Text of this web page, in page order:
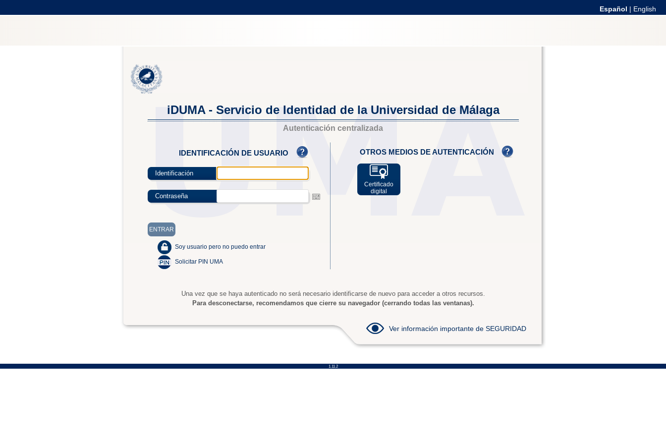
Español | English
iDUMA - Servicio de Identidad de la Universidad de Málaga
Autenticación centralizada
IDENTIFICACIÓN DE USUARIO
Identificación
Contraseña
Soy usuario pero no puedo entrar
Solicitar PIN UMA
OTROS MEDIOS DE AUTENTICACIÓN
Certificado
digital
Una vez que se haya autenticado no será necesario identificarse de nuevo para acceder a otros recursos.
Para desconectarse, recomendamos que cierre su navegador (cerrando todas las ventanas).
Ver información importante de SEGURIDAD
1.11.2